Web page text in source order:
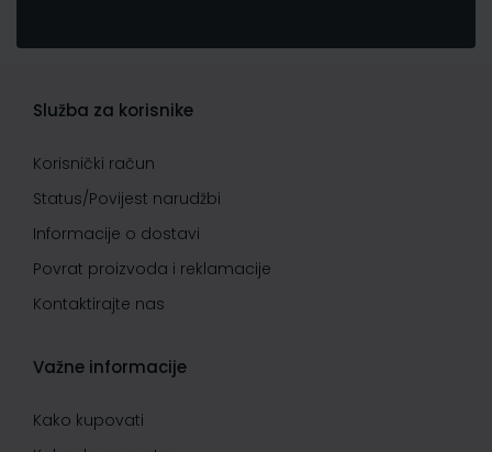
Služba za korisnike
Korisnički račun
Status/Povijest narudžbi
Informacije o dostavi
Povrat proizvoda i reklamacije
Kontaktirajte nas
Važne informacije
Kako kupovati